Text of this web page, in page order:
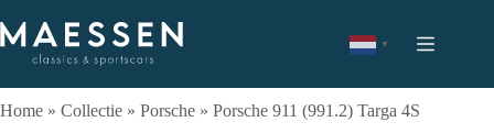
naar
de
inhoud
▼
Home » Collectie » Porsche » Porsche 911 (991.2) Targa 4S